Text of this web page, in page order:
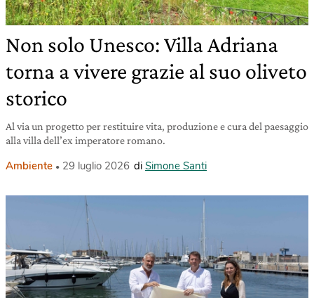
Non solo Unesco: Villa Adriana
torna a vivere grazie al suo oliveto
storico
Al via un progetto per restituire vita, produzione e cura del paesaggio
alla villa dell’ex imperatore romano.
Ambiente 29 luglio 2026 di Simone Santi